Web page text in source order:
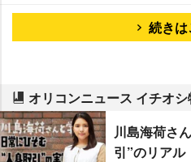
続きは
オリコンニュース イチオ
川島海荷さ
引”のリアル